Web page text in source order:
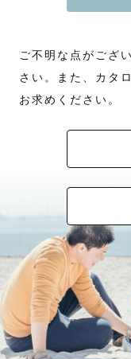
ご不明な点がござ
さい。また、カタ
お求めください。